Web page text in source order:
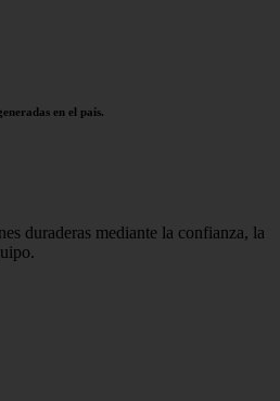
en el país.
duraderas mediante la confianza, la